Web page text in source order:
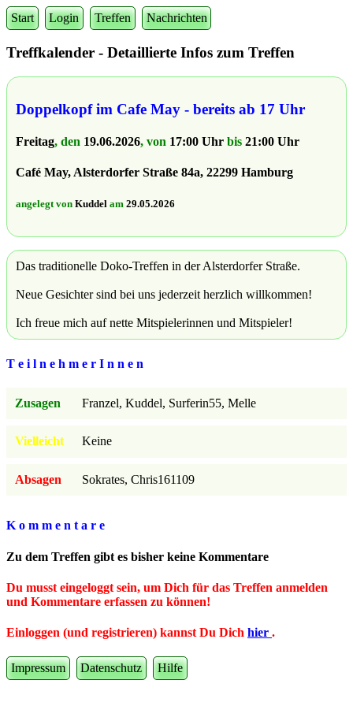
Start Login Treffen Nachrichten
Treffkalender - Detaillierte Infos zum Treffen
Doppelkopf im Cafe May - bereits ab 17 Uhr
Freitag, den 19.06.2026, von 17:00 Uhr bis21:00 Uhr
Café May, Alsterdorfer Straße 84a, 22299 Hamburg
angelegt vonKuddel am29.05.2026
Das traditionelle Doko-Treffen in der Alsterdorfer Straße.
Neue Gesichter sind bei uns jederzeit herzlich willkommen!
Ich freue mich auf nette Mitspielerinnen und Mitspieler!
T e i l n e h m e r I n n e n
Zusagen Franzel, Kuddel, Surferin55, Melle
Vielleicht Keine
Absagen Sokrates, Chris161109
K o m m e n t a r e
Zu dem Treffen gibt es bisher keine Kommentare
Du musst eingeloggt sein, um Dich für das Treffen anmelden
und Kommentare erfassen zu können!
Einloggen (und registrieren) kannst Du Dich hier .
Impressum Datenschutz Hilfe